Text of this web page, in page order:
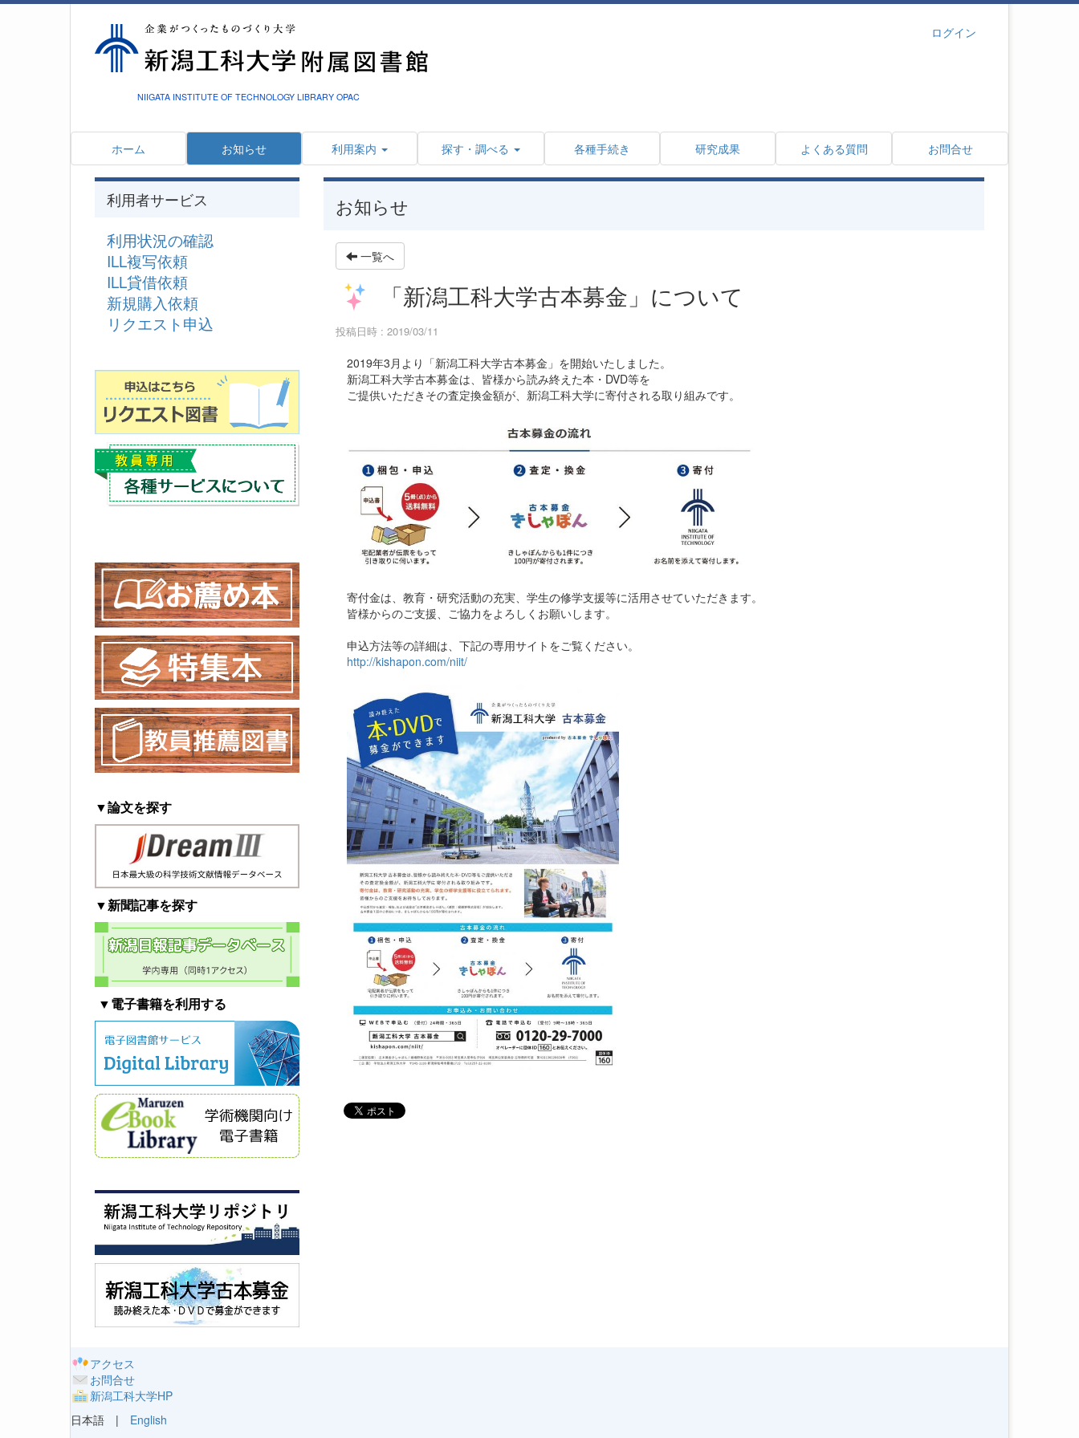
NIIGATA INSTITUTE OF TECHNOLOGY LIBRARY OPAC
ログイン
ホーム お知らせ 利用案内 探す・調べる 各種手続き 研究成果 よくある質問 お問合せ
お知らせ
一覧へ
「新潟工科大学古本募金」について
投稿日時 : 2019/03/11
2019年3月より「新潟工科大学古本募金」を開始いたしました。
新潟工科大学古本募金は、皆様から読み終えた本・DVD等を
ご提供いただきその査定換金額が、新潟工科大学に寄付される取り組みです。
寄付金は、教育・研究活動の充実、学生の修学支援等に活用させていただきます。
皆様からのご支援、ご協力をよろしくお願いします。
申込方法等の詳細は、下記の専用サイトをご覧ください。
http://kishapon.com/niit/
利用者サービス
利用状況の確認
ILL複写依頼
ILL貸借依頼
新規購入依頼
リクエスト申込
▼論文を探す
▼新聞記事を探す
▼電子書籍を利用する
アクセス
お問合せ
新潟工科大学HP
日本語 | English